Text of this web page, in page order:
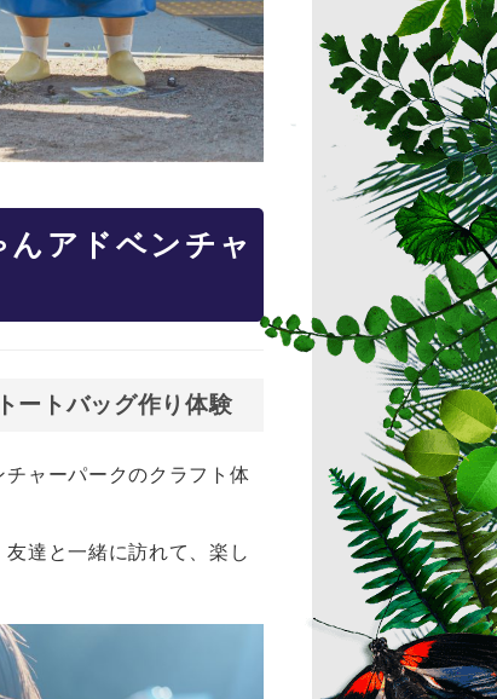
アドベンチャ
ートバッグ作り体験
ャーパークのクラフト体
達と一緒に訪れて、楽し